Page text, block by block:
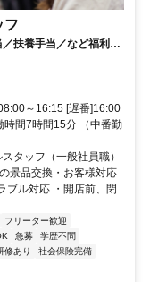
フ
扶養手当／など福利厚
ずは「お店を知るこ
～16:15 [遅番]16:00
時間7時間15分 （中番勤
タッフ（一般社員職）
景品交換・お客様対応
ブル対応 ・開店前、閉
フリーター歓迎
急募
学歴不問
修あり
社会保険完備